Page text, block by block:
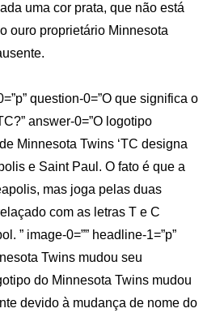
uma cor prata, que não está
ouro proprietário Minnesota
question-0=”O que significa o
answer-0=”O logotipo
Minnesota Twins ‘TC designa
e Saint Paul. O fato é que a
mas joga pelas duas
com as letras T e C
” image-0=”” headline-1=”p”
Twins mudou seu
do Minnesota Twins mudou
devido à mudança de nome do